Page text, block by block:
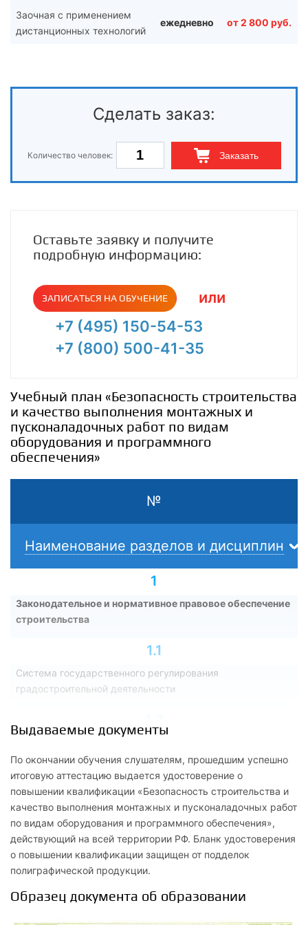
Заочная с применением
дистанционных технологий
ежедневно от2 800 руб.
Сделать заказ:
Количество человек: Заказать
Оставьте заявку и получите
подробную информацию:
ЗАПИСАТЬСЯ НА ОБУЧЕНИЕ
или
+7 (495) 150-54-53
+7 (800) 500-41-35
Учебный план «Безопасность строительства
и качество выполнения монтажных и
пусконаладочных работ по видам
оборудования и программного
обеспечения»
№
Наименование разделов и дисциплин
1
Законодательное и нормативное правовое обеспечение
строительства
1.1
Система государственного регулирования
градостроительной деятельности
безопасность строительного производства
1.3
Стандарты и правила саморегулируемых организаций
2
Организация инвестиционно-строительных процессов
2.1
Методология инвестиций в строительство
Выдаваемые документы
По окончании обучения слушателям, прошедшим успешно
итоговую аттестацию выдается удостоверение о
повышении квалификации «Безопасность строительства и
качество выполнения монтажных и пусконаладочных работ
по видам оборудования и программного обеспечения»,
действующий на всей территории РФ. Бланк удостоверения
о повышении квалификации защищен от подделок
полиграфической продукции.
Образец документа об образовании